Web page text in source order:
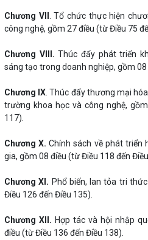
Chương VII
. Tổ chức thực hiện
công nghệ, gồm 27 điều (từ Điều 75
Chương VIII. Thúc đẩy phát triển
sáng tạo trong doanh nghiệp, gồm
Chương IX . Thúc đẩy thương mại
trường khoa học và công nghệ,
117).
Chương X. Chính sách về phát triển
gia, gồm 08 điều (từ Điều 118 đến
Chương XI. Phổ biến, lan tỏa tri
Điều 126 đến Điều 135).
Chương XII. Hợp tác và hội nhập
điều (từ Điều 136 đến Điều 138).